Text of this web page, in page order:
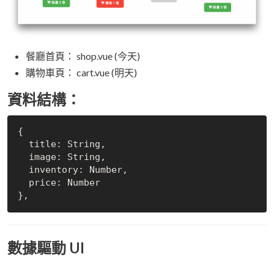
餐廳首頁： shop.vue (今天)
購物車頁： cart.vue (明天)
資料結構：
{
數據驅動 UI